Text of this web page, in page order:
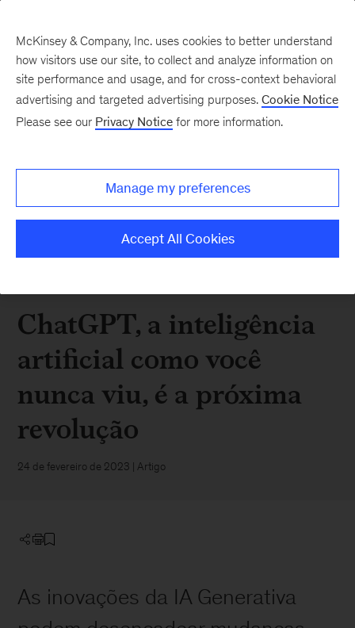
ChatGPT, a inteligência
artificial como você
nunca viu, é a próxima
revolução
24 de fevereiro de 2023 | Artigo
As inovações da IA Generativa
McKinsey & Company, Inc. uses cookies to better understand
how visitors use our site, to collect and analyze information on
site performance and usage, and for cross-context behavioral
advertising and targeted advertising purposes. Cookie Notice
Please see our Privacy Notice for more information.
Manage my preferences
Accept All Cookies